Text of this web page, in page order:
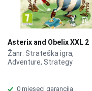
Asterix and Obelix XXL 2
/PS5
Žanr: Strateška igra,
Adventure, Strategy
0 mjeseci garancija